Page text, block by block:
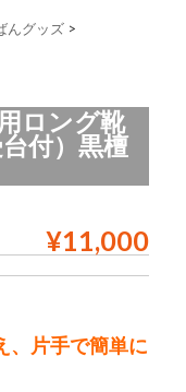
んグッズ >
ロング靴
付）黒檀
¥11,000
、片手で簡単に